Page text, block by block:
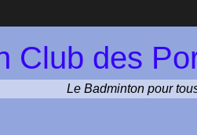
Club des
Le Badminton pour